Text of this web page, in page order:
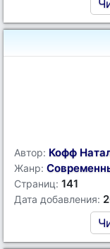
Автор: Кофф
Жанр:
Страниц: 141
Дата добавления: